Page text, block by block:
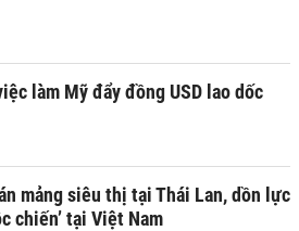
làm Mỹ đẩy đồng USD lao dốc
mảng siêu thị tại Thái Lan, dồn lực
chiến’ tại Việt Nam